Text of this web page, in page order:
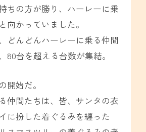
ちの方が勝り、ハーレーに乗
向かっていました。
どんどんハーレーに乗る仲間
80台を超える台数が集結。
開始だ。
仲間たちは、皆、サンタの衣
に扮した着ぐるみを纏った